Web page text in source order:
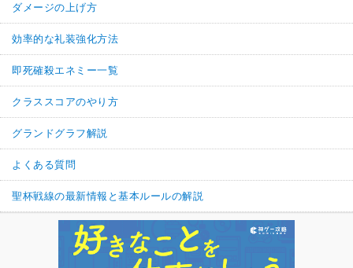
ダメージの上げ方
効率的な礼装強化方法
即死確殺エネミー一覧
クラススコアのやり方
グランドグラフ解説
よくある質問
聖杯戦線の最新情報と基本ルールの解説